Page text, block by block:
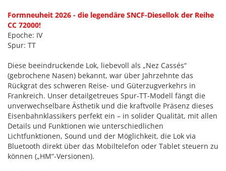
Formneuheit 2026 - die legendäre SNCF-Diesellok der Reihe
CC 72000!
Epoche: IV
Spur: TT
Diese beeindruckende Lok, liebevoll als „Nez Cassés“
(gebrochene Nasen) bekannt, war über Jahrzehnte das
Rückgrat des schweren Reise- und Güterzugverkehrs in
Frankreich. Unser detailgetreues Spur-TT-Modell fängt die
unverwechselbare Ästhetik und die kraftvolle Präsenz dieses
Eisenbahnklassikers perfekt ein – in solider Qualität, mit allen
Details und Funktionen wie unterschiedlichen
Lichtfunktionen, Sound und der Möglichkeit, die Lok via
Bluetooth direkt über das Mobiltelefon oder Tablet steuern zu
können („HM“-Versionen).